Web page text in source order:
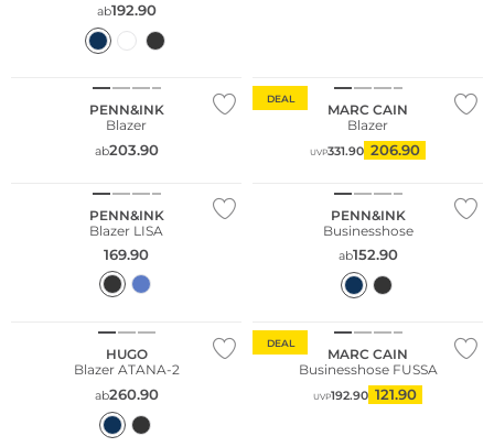
ab192.90
PENN&INK
Blazer
ab203.90
DEAL
MARC CAIN
Blazer
UVP331.90 206.90
PENN&INK
Blazer LISA
169.90
PENN&INK
Businesshose
ab152.90
HUGO
Blazer ATANA-2
ab260.90
DEAL
MARC CAIN
Businesshose FUSSA
UVP192.90 121.90